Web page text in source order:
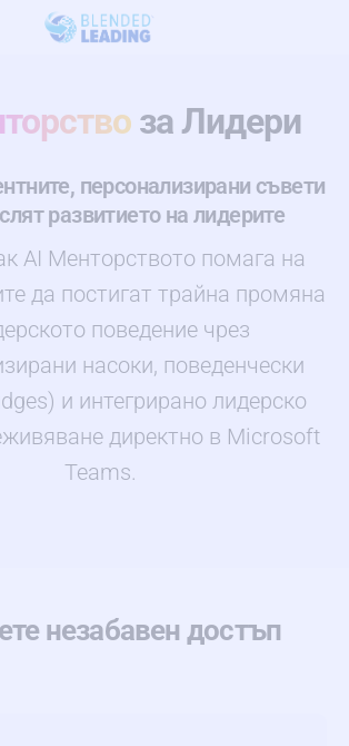
за Лидери
персонализирани съвети
развитието на лидерите
AI Менторството помага на
да постигат трайна промяна
поведение чрез
насоки, поведенчески
и интегрирано лидерско
директно в Microsoft
Teams.
незабавен достъп